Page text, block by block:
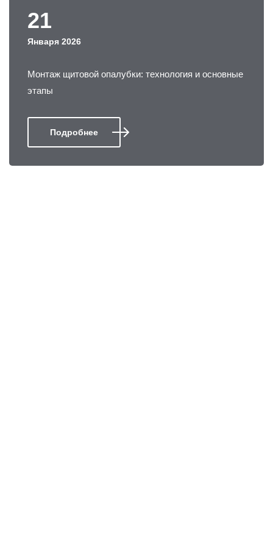
21
Января 2026
Монтаж щитовой опалубки: технология и основные
этапы
Подробнее